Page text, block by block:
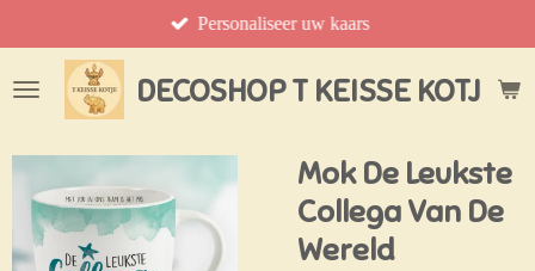
direct
naar
DECOSHOP T KEISSE KOTJE
Personaliseer uw kaars
Mok De Leukste
Collega Van De
Wereld